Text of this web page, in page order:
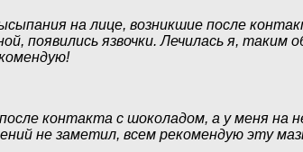
на лице, возникшие после
появились язвочки. Лечилась я, таким
контакта с шоколадом, а у меня на
не заметил, всем рекомендую эту